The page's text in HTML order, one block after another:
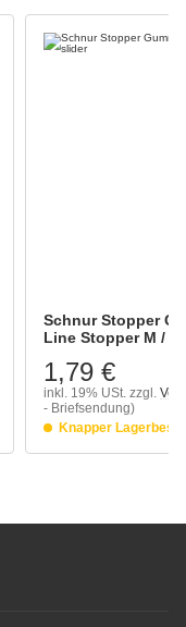
Schnur Stopper
Line Stopper M /
1,79 €
inkl. 19% USt. zzgl.
- Briefsendung)
Knapper